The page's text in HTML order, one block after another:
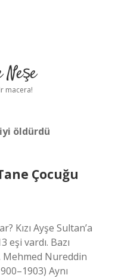
macera!
öldürdü
Çocuğu
Kızı Ayşe Sultan’a
eşi vardı. Bazı
Mehmed Nureddin
Aynı